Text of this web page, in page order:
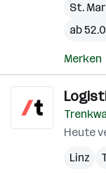
St.
ab
Merken
Heute
Linz